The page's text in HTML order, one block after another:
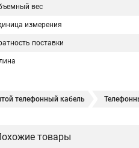
вес
измерения
поставки
телефонный кабель
кабель связи
товары